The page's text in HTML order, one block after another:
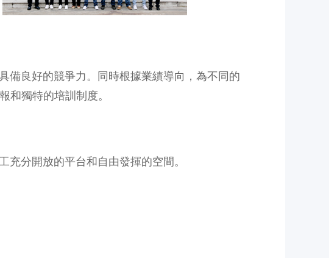
良好的競爭力。同時根據業績導向，為不同的
獨特的培訓制度。
分開放的平台和自由發揮的空間。